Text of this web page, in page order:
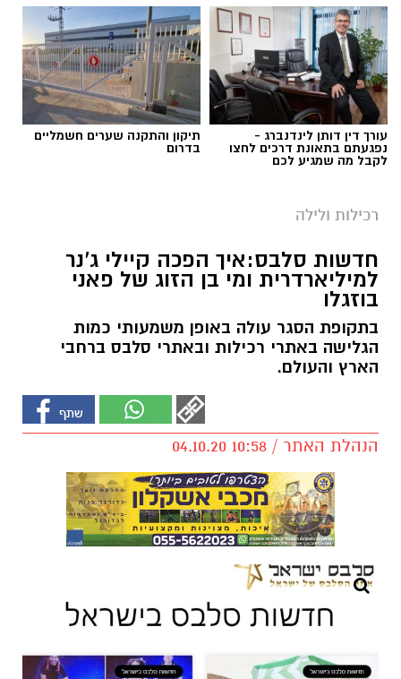
עורך דין דותן לינדנברג -
נפגעתם בתאונת דרכים לחצו
לקבל מה שמגיע לכם
תיקון והתקנה שערים חשמליים
בדרום
רכילות ולילה
חדשות סלבס:איך הפכה קיילי ג'נר
למיליארדרית ומי בן הזוג של פאני
בוזגלו
בתקופת הסגר עולה באופן משמעותי כמות
הגלישה באתרי רכילות ובאתרי סלבס ברחבי
הארץ והעולם.
הנהלת האתר / 10:58 04.10.20